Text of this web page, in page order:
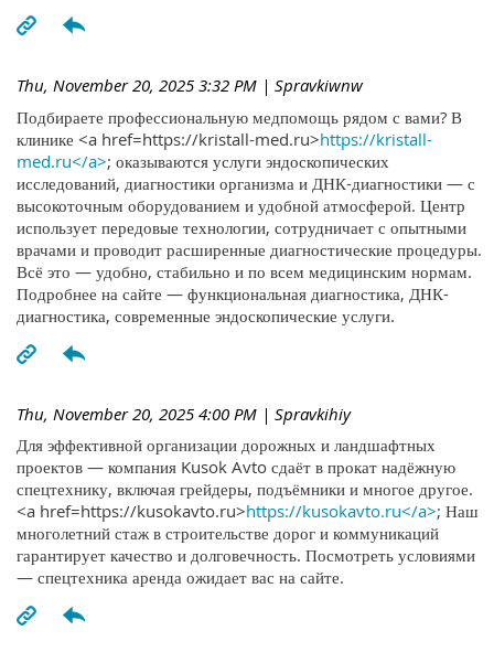
Thu, November 20, 2025 3:32 PM | Spravkiwnw
Подбираете профессиональную медпомощь рядом с вами? В
клинике <a href=https://kristall-med.ru>https://kristall-
med.ru</a>; оказываются услуги эндоскопических
исследований, диагностики организма и ДНК-диагностики — с
высокоточным оборудованием и удобной атмосферой. Центр
использует передовые технологии, сотрудничает с опытными
врачами и проводит расширенные диагностические процедуры.
Всё это — удобно, стабильно и по всем медицинским нормам.
Подробнее на сайте — функциональная диагностика, ДНК-
диагностика, современные эндоскопические услуги.
Thu, November 20, 2025 4:00 PM | Spravkihiy
Для эффективной организации дорожных и ландшафтных
проектов — компания Kusok Avto сдаёт в прокат надёжную
спецтехнику, включая грейдеры, подъёмники и многое другое.
<a href=https://kusokavto.ru>https://kusokavto.ru</a>; Наш
многолетний стаж в строительстве дорог и коммуникаций
гарантирует качество и долговечность. Посмотреть условиями
— спецтехника аренда ожидает вас на сайте.